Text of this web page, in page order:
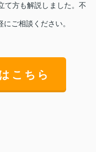
て方も解説しました。不
ご相談ください。
こちら